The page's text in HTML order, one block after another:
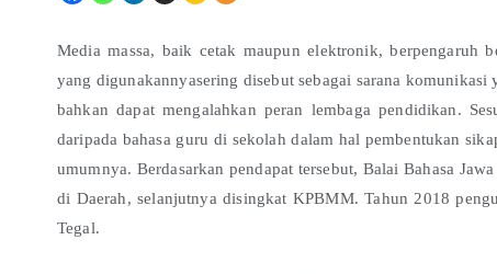
Media massa, baik cetak maupun elektronik, berpengaruh
yang digunakannyasering disebut sebagai sarana
bahkan dapat mengalahkan peran lembaga pendidikan.
daripada bahasa guru di sekolah dalam hal pembentukan
umumnya. Berdasarkan pendapat tersebut, Balai Bahasa
di Daerah, selanjutnya disingkat KPBMM. Tahun 2018
Tegal.